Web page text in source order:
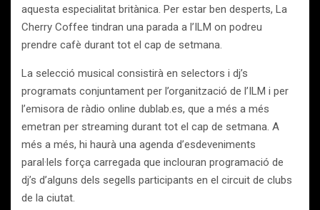
aquesta especialitat britànica. Per estar ben desperts, La
Cherry Coffee tindran una parada a l’ILM on podreu
prendre cafè durant tot el cap de setmana.
La selecció musical consistirà en selectors i dj’s
programats conjuntament per l’organització de l’ILM i per
l’emisora de ràdio online dublab.es, que a més a més
emetran per streaming durant tot el cap de setmana. A
més a més, hi haurà una agenda d’esdeveniments
paral·lels força carregada que inclouran programació de
dj’s d’alguns dels segells participants en el circuit de clubs
de la ciutat.